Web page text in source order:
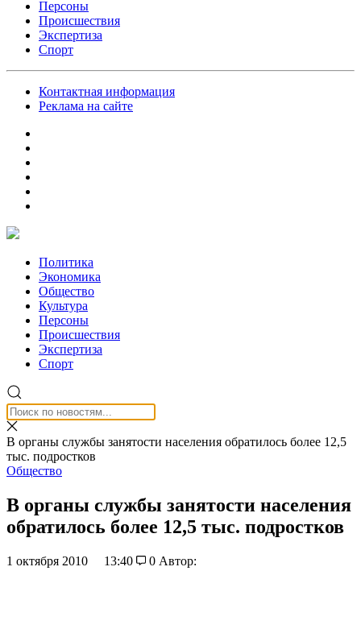
Персоны
Происшествия
Экспертиза
Спорт
Контактная информация
Реклама на сайте
Политика
Экономика
Общество
Культура
Персоны
Происшествия
Экспертиза
Спорт
В органы службы занятости населения обратилось более 12,5
тыс. подростков
Общество
В органы службы занятости населения
обратилось более 12,5 тыс. подростков
1 октября 2010 13:40 0 Автор: